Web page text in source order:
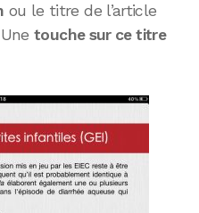
ou le titre de l’article
Unetouche sur ce titre